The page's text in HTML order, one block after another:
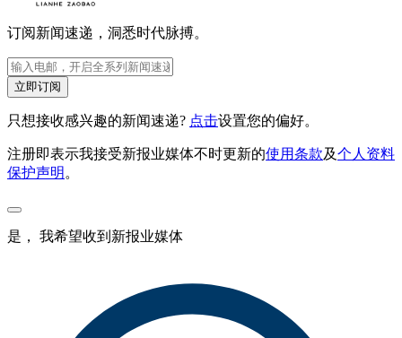
订阅新闻速递，洞悉时代脉搏。
立即订阅
只想接收感兴趣的新闻速递? 点击设置您的偏好。
注册即表示我接受新报业媒体不时更新的使用条款及个人资料
保护声明 。
是， 我希望收到新报业媒体